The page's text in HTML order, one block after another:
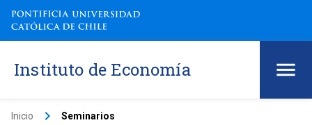
Instituto de Economía
Inicio keyboard_arrow_right Seminarios